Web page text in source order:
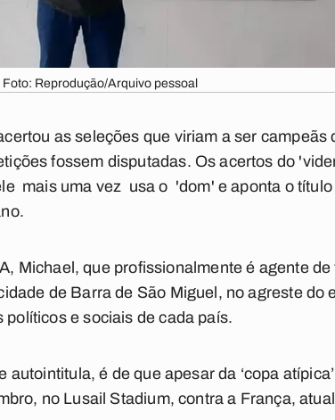
Foto: Reprodução/Arquivo pessoal
as seleções que viriam a ser campeãs
fossem disputadas. Os acertos do
mais uma vez usa o 'dom' e aponta o título
, Michael, que profissionalmente é agente
de Barra de São Miguel, no agreste do
e sociais de cada país.
é de que apesar da ‘copa
no Lusail Stadium, contra a França,